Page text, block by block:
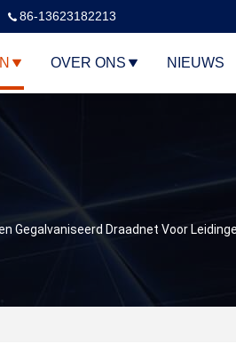
86-13623182213
OVER ONS NIEUWS
Gegalvaniseerd Draadnet Voor